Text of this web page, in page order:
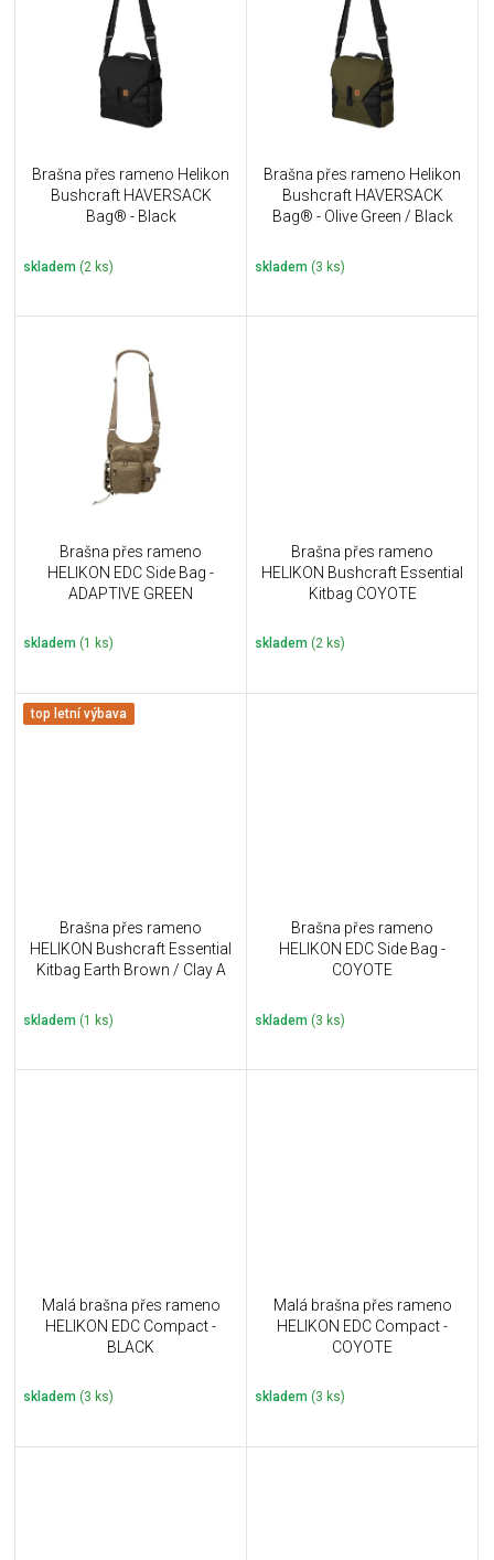
Brašna přes rameno Helikon
Bushcraft HAVERSACK
Bag® - Black
skladem (2 ks)
Brašna přes rameno Helikon
Bushcraft HAVERSACK
Bag® - Olive Green / Black
skladem (3 ks)
Brašna přes rameno
HELIKON EDC Side Bag -
ADAPTIVE GREEN
skladem (1 ks)
Brašna přes rameno
HELIKON Bushcraft Essential
Kitbag COYOTE
skladem (2 ks)
top letní výbava
Brašna přes rameno
HELIKON Bushcraft Essential
Kitbag Earth Brown / Clay A
skladem (1 ks)
Brašna přes rameno
HELIKON EDC Side Bag -
COYOTE
skladem (3 ks)
Malá brašna přes rameno
HELIKON EDC Compact -
BLACK
skladem (3 ks)
Malá brašna přes rameno
HELIKON EDC Compact -
COYOTE
skladem (3 ks)